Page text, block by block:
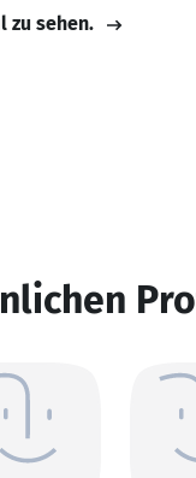
zu sehen.